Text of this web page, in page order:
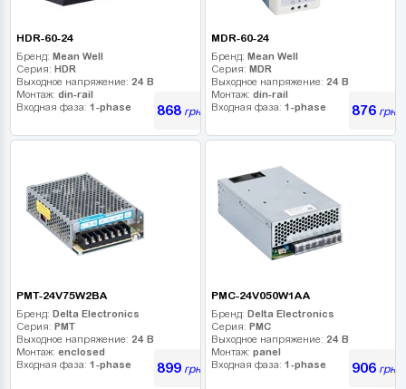
HDR-60-24
Бренд: Mean Well
Серия: HDR
Выходное напряжение: 24 В
Монтаж: din-rail
Входная фаза: 1-phase 868грн
MDR-60-24
Бренд: Mean Well
Серия: MDR
Выходное напряжение: 24 В
Монтаж: din-rail
Входная фаза: 1-phase 876грн
PMT-24V75W2BA
Бренд: Delta Electronics
Серия: PMT
Выходное напряжение: 24 В
Монтаж: enclosed
Входная фаза: 1-phase 899грн
PMC-24V050W1AA
Бренд: Delta Electronics
Серия: PMC
Выходное напряжение: 24 В
Монтаж: panel
Входная фаза: 1-phase 906грн